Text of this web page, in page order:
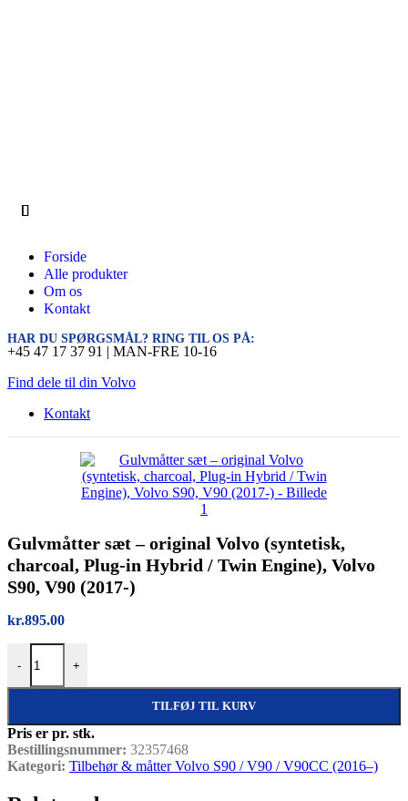
Forside
Alle produkter
Om os
Kontakt
HAR DU SPØRGSMÅL? RING TIL OS PÅ:
+45 47 17 37 91 | MAN-FRE 10-16
Find dele til din Volvo
Kontakt
Gulvmåtter sæt – original Volvo (syntetisk,
charcoal, Plug-in Hybrid / Twin Engine), Volvo
S90, V90 (2017-)
kr.895.00
-
Gulvmåtter sæt – original Volvo (syntetisk, charcoal, Plug-in
+
TILFØJ TIL KURV
Pris er pr. stk.
Bestillingsnummer: 32357468
Kategori: Tilbehør & måtter Volvo S90 / V90 / V90CC (2016–)